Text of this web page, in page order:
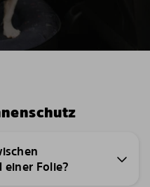
einer Folie?